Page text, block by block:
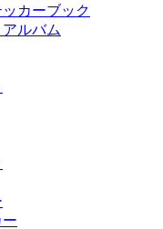
カーブック
ルバム